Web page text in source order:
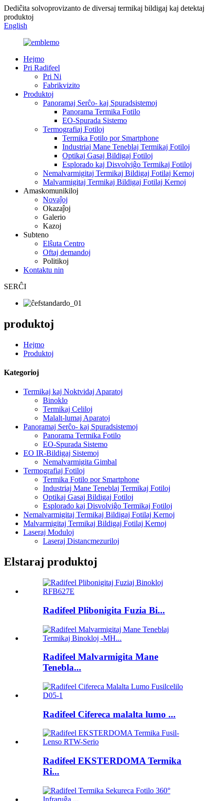
Dediĉita solvoprovizanto de diversaj termikaj bildigaj kaj detektaj
produktoj
English
Hejmo
Pri Radifeel
Pri Ni
Fabrikvizito
Produktoj
Panoramaj Serĉo- kaj Spuradsistemoj
Panorama Termika Fotilo
EO-Spurada Sistemo
Termografiaj Fotiloj
Termika Fotilo por Smartphone
Industriaj Mane Teneblaj Termikaj Fotiloj
Optikaj Gasaj Bildigaj Fotiloj
Esplorado kaj Disvolviĝo Termikaj Fotiloj
Nemalvarmigitaj Termikaj Bildigaj Fotilaj Kernoj
Malvarmigitaj Termikaj Bildigaj Fotilaj Kernoj
Amaskomunikiloj
Novaĵoj
Okazaĵoj
Galerio
Kazoj
Subteno
Elŝuta Centro
Oftaj demandoj
Politikoj
Kontaktu nin
SERĈI
produktoj
Hejmo
Produktoj
Kategorioj
Termikaj kaj Noktvidaj Aparatoj
Binoklo
Termikaj Celiloj
Malalt-lumaj Aparatoj
Panoramaj Serĉo- kaj Spuradsistemoj
Panorama Termika Fotilo
EO-Spurada Sistemo
EO IR-Bildigaj Sistemoj
Nemalvarmigita Gimbal
Termografiaj Fotiloj
Termika Fotilo por Smartphone
Industriaj Mane Teneblaj Termikaj Fotiloj
Optikaj Gasaj Bildigaj Fotiloj
Esplorado kaj Disvolviĝo Termikaj Fotiloj
Nemalvarmigitaj Termikaj Bildigaj Fotilaj Kernoj
Malvarmigitaj Termikaj Bildigaj Fotilaj Kernoj
Laseraj Moduloj
Laseraj Distancmezuriloj
Elstaraj produktoj
Radifeel Plibonigita Fuzia Bi...
Radifeel Malvarmigita Mane
Tenebla...
Radifeel Cifereca malalta lumo ...
Radifeel EKSTERDOMA Termika
Ri...